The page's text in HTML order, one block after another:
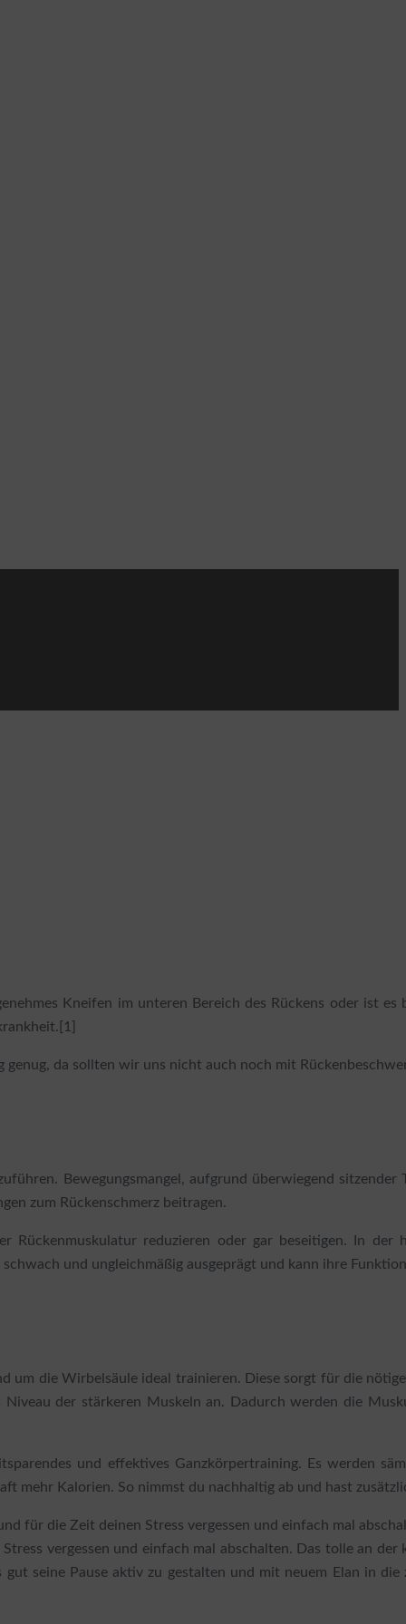
Kneifen im unteren Bereich des Rückens oder ist
da sollten wir uns nicht auch noch mit
Bewegungsmangel, aufgrund überwiegend
zum Rückenschmerz beitragen.
reduzieren oder gar beseitigen. In
und ungleichmäßig ausgeprägt und kann ihre
die Wirbelsäule ideal trainieren. Diese sorgt für die
der stärkeren Muskeln an. Dadurch werden die
und effektives Ganzkörpertraining. Es werden
Kalorien. So nimmst du nachhaltig ab und hast
für die Zeit deinen Stress vergessen und einfach mal
vergessen und einfach mal abschalten. Das tolle an
seine Pause aktiv zu gestalten und mit neuem Elan in